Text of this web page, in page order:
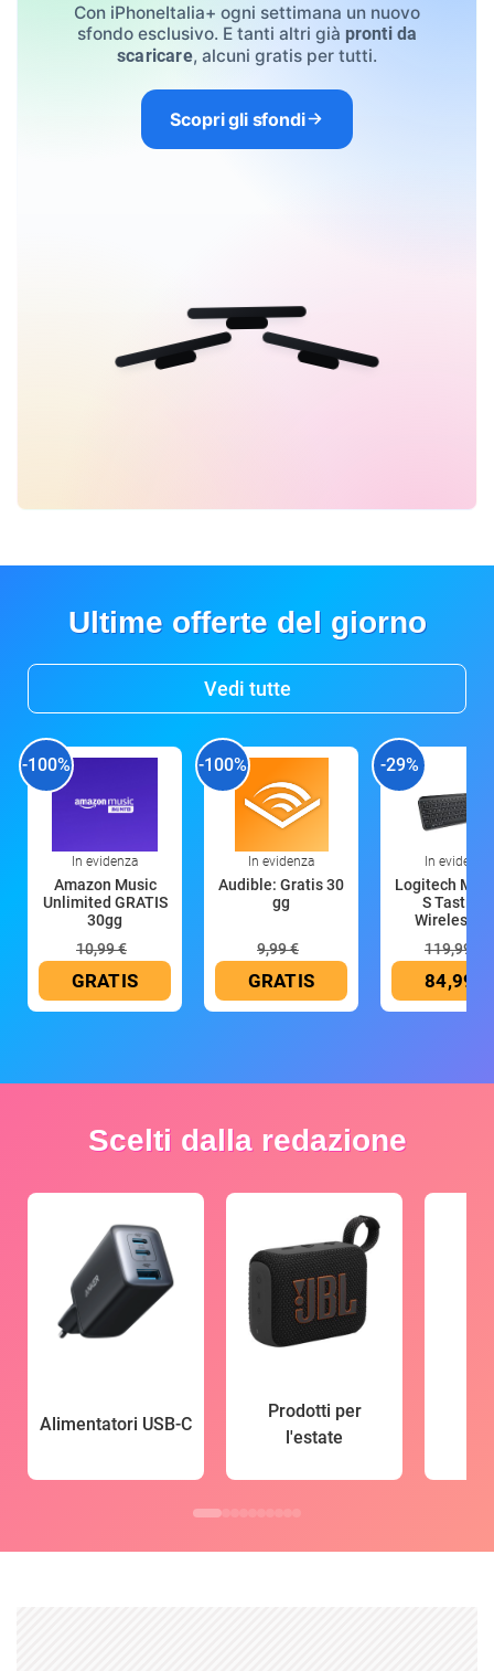
Con iPhoneItalia+ ogni settimana un nuovo
sfondo esclusivo. E tanti altri già pronti da
scaricare, alcuni gratis per tutti.
Scopri gli sfondi
Ultime offerte del giorno
Vedi tutte
-100%
In evidenza
Amazon Music
Unlimited GRATIS
30gg
10,99 €
GRATIS
-100%
In evidenza
Audible: Gratis 30
gg
9,99 €
GRATIS
-29%
In evidenza
Logitech MX
S Tastiera
Wireless
119,99 €
84,99 €
Scelti dalla redazione
Alimentatori USB-C
Prodotti per
l'estate